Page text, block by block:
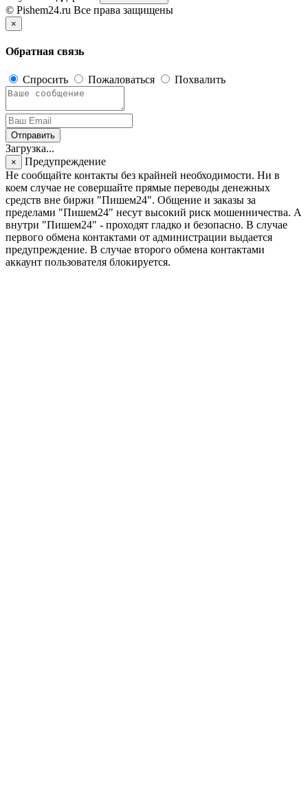
© Pishem24.ru Все права защищены
×
Обратная связь
Спросить Пожаловаться Похвалить
Отправить
Загрузка...
×
Предупреждение
Не сообщайте контакты без крайней необходимости. Ни в
коем случае не совершайте прямые переводы денежных
средств вне биржи "Пишем24". Общение и заказы за
пределами "Пишем24" несут высокий риск мошенничества. А
внутри "Пишем24" - проходят гладко и безопасно. В случае
первого обмена контактами от администрации выдается
предупреждение. В случае второго обмена контактами
аккаунт пользователя блокируется.